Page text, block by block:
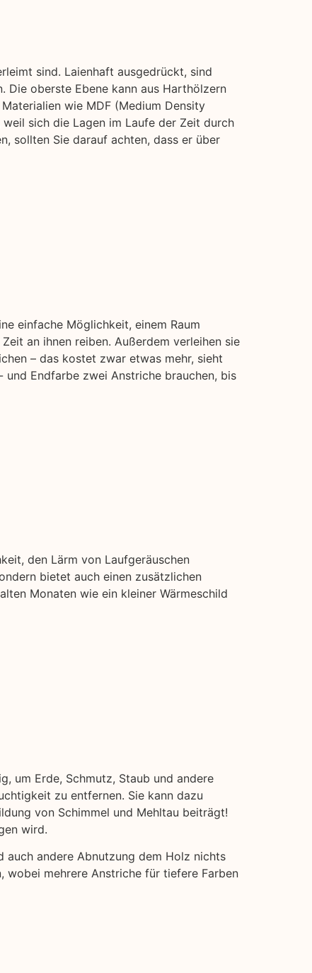
sind. Laienhaft ausgedrückt, sind
Die oberste Ebene kann aus Harthölzern
wie MDF (Medium Density
sich die Lagen im Laufe der Zeit durch
sollten Sie darauf achten, dass er über
einfache Möglichkeit, einem Raum
an ihnen reiben. Außerdem verleihen sie
– das kostet zwar etwas mehr, sieht
und Endfarbe zwei Anstriche brauchen, bis
den Lärm von Laufgeräuschen
bietet auch einen zusätzlichen
Monaten wie ein kleiner Wärmeschild
um Erde, Schmutz, Staub und andere
zu entfernen. Sie kann dazu
von Schimmel und Mehltau beiträgt!
wird.
auch andere Abnutzung dem Holz nichts
wobei mehrere Anstriche für tiefere Farben